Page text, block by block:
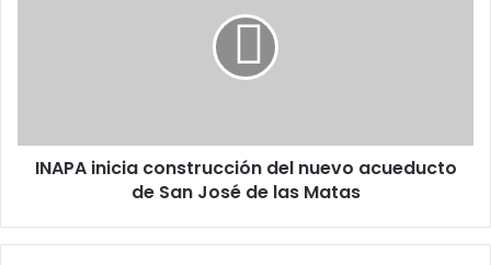
José
INAPA inicia construcción del nuevo acueducto
de San José de las Matas